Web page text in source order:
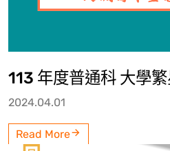
113 年度普通科 大學
2024.04.01
Read More